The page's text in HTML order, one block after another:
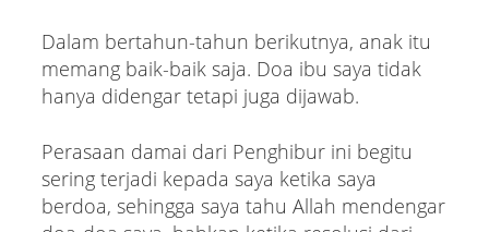
Dalam bertahun-tahun berikutnya, anak itu
memang baik-baik saja. Doa ibu saya tidak
hanya didengar tetapi juga dijawab.
Perasaan damai dari Penghibur ini begitu
sering terjadi kepada saya ketika saya
berdoa, sehingga saya tahu Allah mendengar